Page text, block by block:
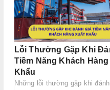
Lỗi Thường Gặp Khi
Tiềm Năng Khách
Khẩu
Những lỗi thường gặp khi